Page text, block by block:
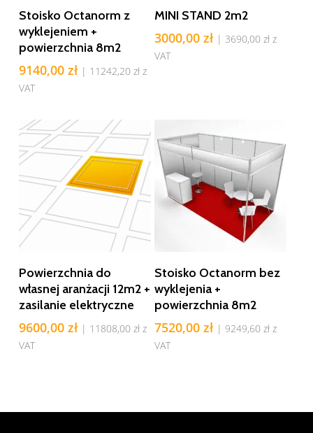
Dodaj Do Koszyka
Stoisko Octanorm z
wyklejeniem +
powierzchnia 8m2
9140,00 zł | 11242,20 złz
VAT
Dodaj Do Koszyka
MINI STAND 2m2
3000,00zł | 3690,00 zł z
VAT
Dodaj Do Koszyka
Powierzchnia do
własnej aranżacji 12m2 +
zasilanie elektryczne
9600,00 zł | 11808,00 złz
VAT
Dodaj Do Koszyka
Stoisko Octanorm bez
wyklejenia +
powierzchnia 8m2
7520,00zł | 9249,60zł z
VAT